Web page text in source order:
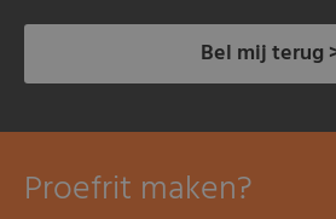
Bel mij terug
Proefrit maken?